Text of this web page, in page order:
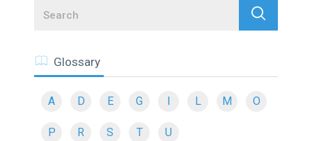
Search
Glossary
A D E G L M O
P R S T U